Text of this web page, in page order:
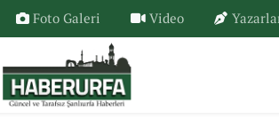
Foto Galeri Video